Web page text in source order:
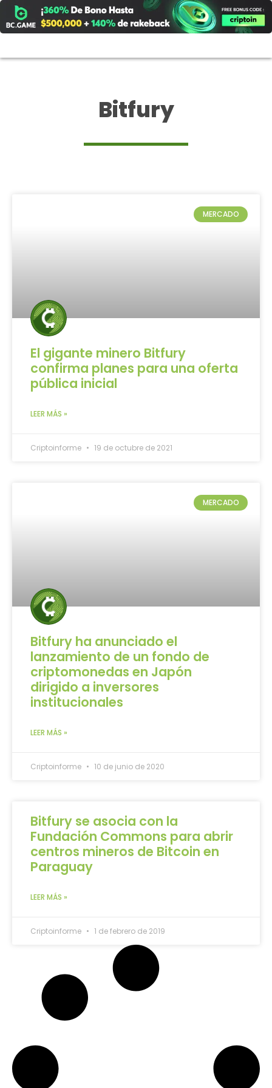
al
contenido
Bitfury
MERCADO
El gigante minero Bitfury
confirma planes para una oferta
pública inicial
LEER MÁS »
Criptoinforme 19 de octubre de 2021
MERCADO
Bitfury ha anunciado el
lanzamiento de un fondo de
criptomonedas en Japón
dirigido a inversores
institucionales
LEER MÁS »
Criptoinforme 10 de junio de 2020
Bitfury se asocia con la
Fundación Commons para abrir
centros mineros de Bitcoin en
Paraguay
LEER MÁS »
Criptoinforme 1 de febrero de 2019